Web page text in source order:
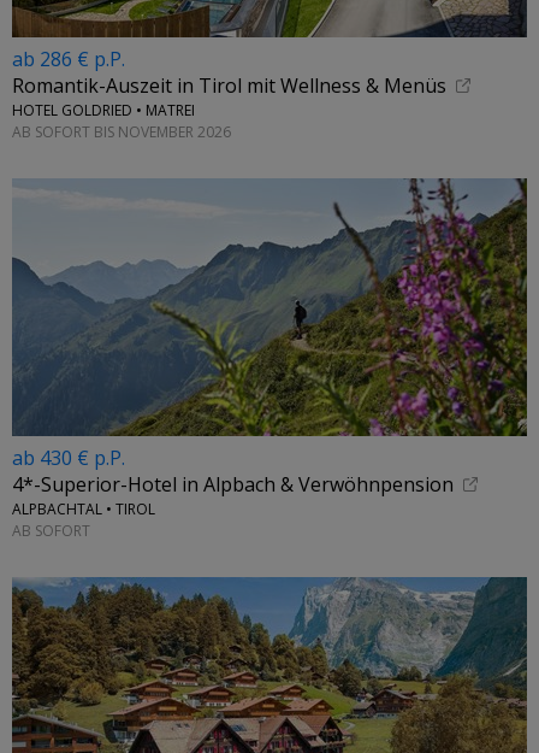
ab 286 € p.P.
Romantik-Auszeit in Tirol mit Wellness & Menüs
HOTEL GOLDRIED • MATREI
AB SOFORT BIS NOVEMBER 2026
ab 430 € p.P.
4*-Superior-Hotel in Alpbach & Verwöhnpension
ALPBACHTAL • TIROL
AB SOFORT
←